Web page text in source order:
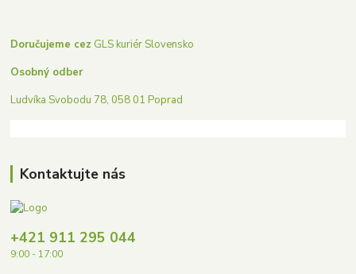
Doručujeme cez GLS kuriér Slovensko
Osobný odber
Ludvíka Svobodu 78, 058 01 Poprad
Kontaktujte nás
+421 911 295 044
9:00 - 17:00